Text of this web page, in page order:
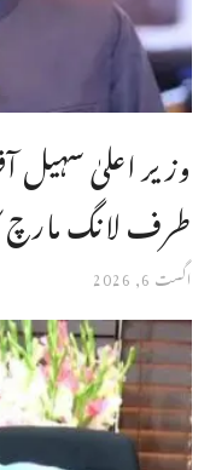
وزیر اعلیٰ سہیل
طرف لانگ مارچ
اگست 6, 2026